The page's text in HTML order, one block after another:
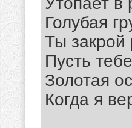
Голубая
Ты закрой
Пусть
Золотая
Когда я